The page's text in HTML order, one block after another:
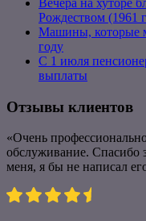
Рождеством (1961
Машины, которые
году
С 1 июля
выплаты
Отзывы клиентов
«Очень
обслуживание. Спасибо
меня, я бы не написал